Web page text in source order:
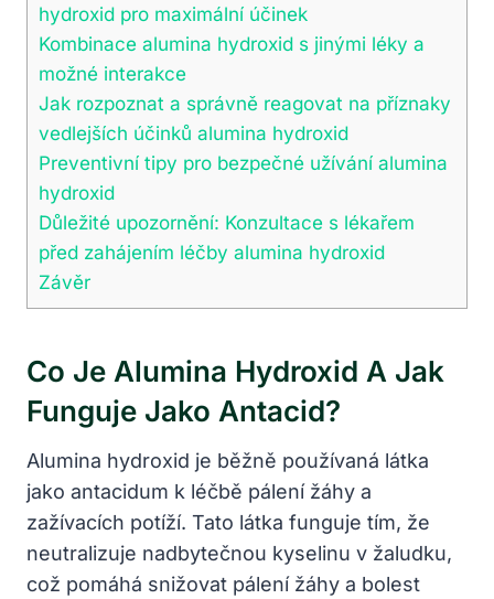
hydroxid pro maximální účinek
Kombinace alumina hydroxid s jinými léky a
možné interakce
Jak rozpoznat a správně reagovat na příznaky
vedlejších účinků alumina hydroxid
Preventivní tipy pro bezpečné užívání alumina
hydroxid
Důležité upozornění: Konzultace s lékařem
před zahájením léčby alumina hydroxid
Závěr
Co Je Alumina Hydroxid A Jak
Funguje Jako Antacid?
Alumina hydroxid je běžně používaná látka
jako antacidum k léčbě pálení žáhy a
zažívacích potíží. Tato látka funguje tím, že
neutralizuje nadbytečnou kyselinu v žaludku,
což pomáhá snižovat pálení žáhy a bolest